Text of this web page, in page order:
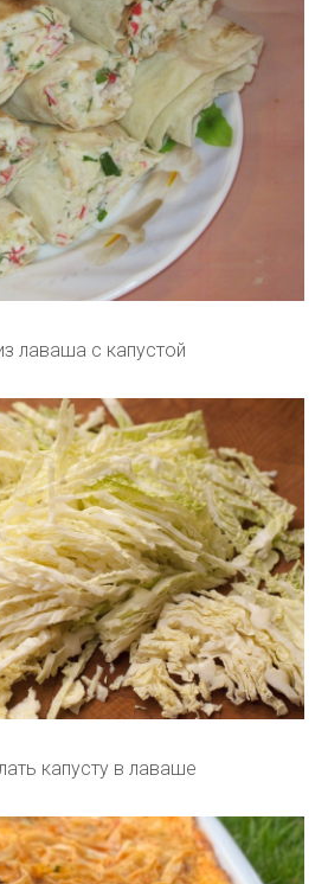
лаваша с капустой
капусту в лаваше